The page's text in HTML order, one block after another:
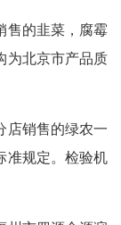
的韭菜，腐霉
为北京市产品质
销售的绿农一
准规定。检验机